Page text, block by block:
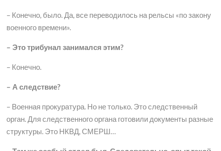
– Конечно, было. Да, все переводилось на рельсы «по закону
военного времени».
– Это трибунал занимался этим?
– Конечно.
– А следствие?
– Военная прокуратура. Но не только. Это следственный
орган. Для следственного органа готовили документы разные
структуры. Это НКВД, СМЕРШ…